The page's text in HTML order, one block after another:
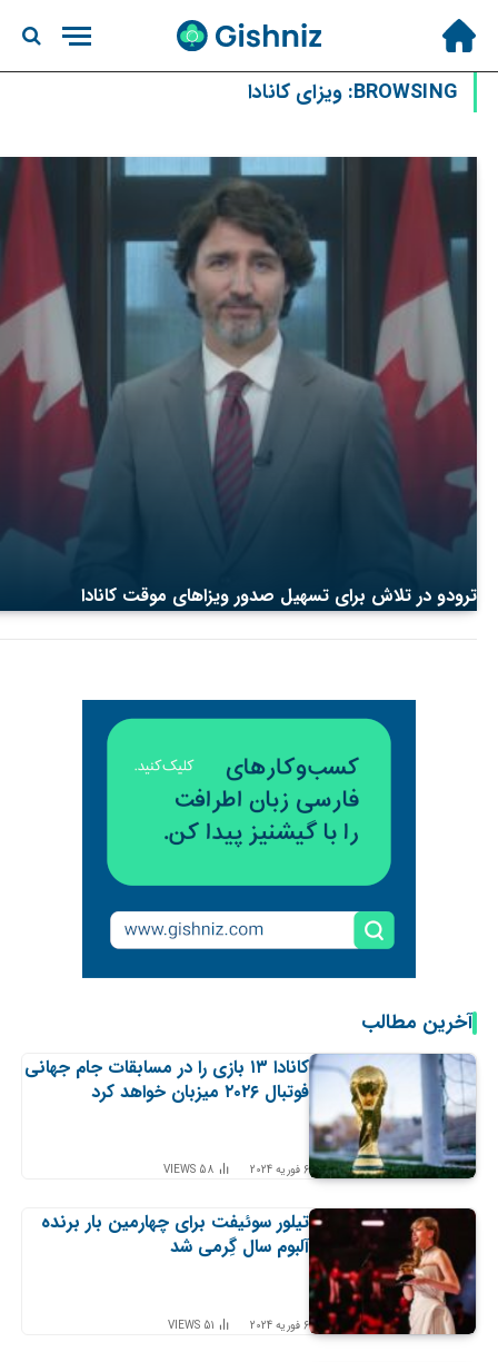
BROWSING: ویزای کانادا
ترودو در تلاش برای تسهیل صدور ویزاهای موقت کانادا
آخرین مطالب
کانادا ۱۳ بازی را در مسابقات جام جهانی
فوتبال ۲۰۲۶ میزبان خواهد کرد
6 فوریه 2024 58
VIEWS
تیلور سوئیفت برای چهارمین بار برنده
آلبوم سال گِرمی شد
6 فوریه 2024 51
VIEWS